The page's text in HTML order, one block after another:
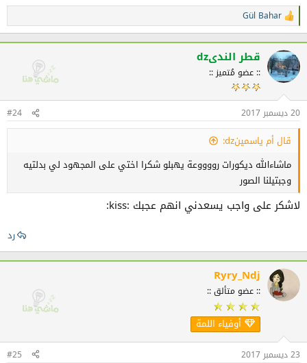
ا
ل
ت
ف
ا
ع
ا
ت
:
Gül Bahar
قطر الندىdz
:: عضو مُتميز ::
20 ديسمبر 2017 #24
قال أم ياسمينdz:
ماشاءالله ديكورات رووووعة يهبلو شكرا اختي على المجهود لي بدلتيه
وجبتيلنا الصور
لاشكر على واجب يسعدني انهم عجبك :kiss:
رد
Ryry_Ndj
:: عضو متألق ::
أوفياء اللمة
23 ديسمبر 2017 #25